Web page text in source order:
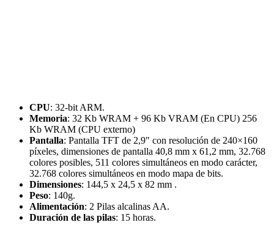
CPU: 32-bit ARM.
Memoria: 32 Kb WRAM + 96 Kb VRAM (En CPU) 256
Kb WRAM (CPU externo)
Pantalla: Pantalla TFT de 2,9″ con resolución de 240×160
píxeles, dimensiones de pantalla 40,8 mm x 61,2 mm, 32.768
colores posibles, 511 colores simultáneos en modo carácter,
32.768 colores simultáneos en modo mapa de bits.
Dimensiones: 144,5 x 24,5 x 82 mm .
Peso: 140g.
Alimentación: 2 Pilas alcalinas AA.
Duración de las pilas: 15 horas.